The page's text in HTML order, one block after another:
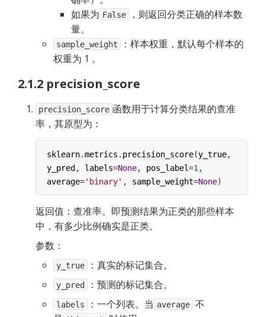
如果为 False
，则返回分类正确的样本数
量。
sample_weight
：样本权重，默认每个样本的
权重为 1 。
2.1.2 precision_score
precision_score 函数用于计算分类结果的查准
率，其原型为：
sklearn.metrics . precision_score(y_true
y_pred , labels=None, pos_label=1,
average='binary' , sample_weight=None)
返回值：查准率。即预测结果为正类的那些样本
中，有多少比例确实是正类。
参数：
y_true ：真实的标记集合。
y_pred ：预测的标记集合。
labels ：一个列表。当 average 不